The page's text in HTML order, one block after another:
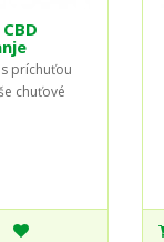
príchuťou
chuťové